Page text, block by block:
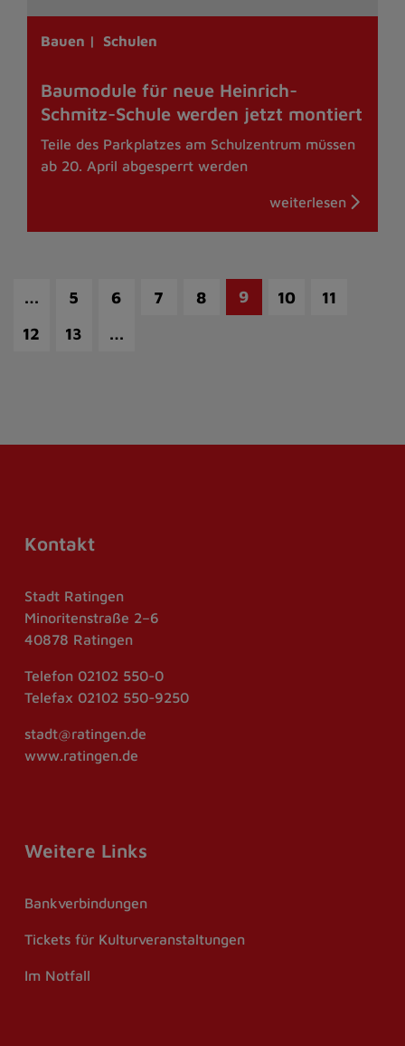
Bauen | Schulen
Baumodule für neue Heinrich-
Schmitz-Schule werden jetzt montiert
Teile des Parkplatzes am Schulzentrum müssen
ab 20. April abgesperrt werden
… 5 6 7 8 9 10
11
12
13 …
Kontakt
Stadt Ratingen
Minoritenstraße 2–6
40878 Ratingen
Telefon 02102 550-0
Telefax 02102 550-9250
stadt@ratingen.de
www.ratingen.de
Weitere Links
Bankverbindungen
Tickets für Kulturveranstaltungen
Im Notfall